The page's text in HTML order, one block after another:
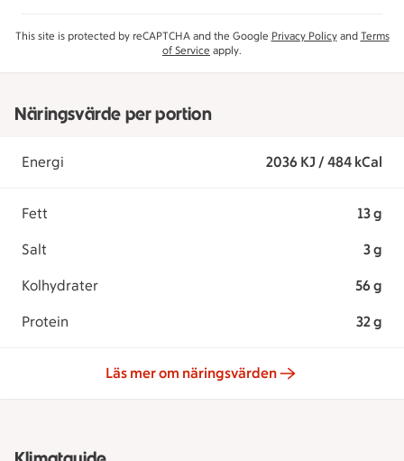
This site is protected by reCAPTCHA and the Google Privacy Policyand Terms
of Service apply.
Näringsvärde per portion
Energi 2036 KJ / 484 kCal
Fett 13 g
Salt 3 g
Kolhydrater 56 g
Protein 32 g
Läs mer om näringsvärden